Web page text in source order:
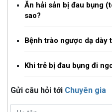
Ăn hải sản bị đau bụng
sao?
Bệnh trào ngược dạ dày
Khi trẻ bị đau bụng đi
Gửi câu hỏi tới Chuyên gia